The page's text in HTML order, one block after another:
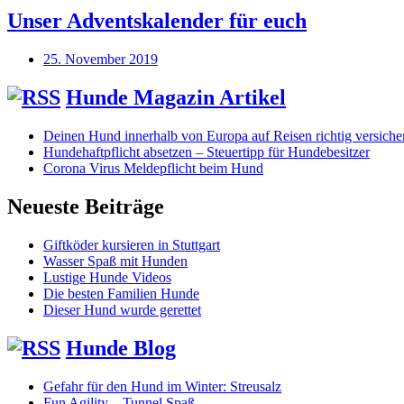
Unser Adventskalender für euch
25. November 2019
Hunde Magazin Artikel
Deinen Hund innerhalb von Europa auf Reisen richtig
Hundehaftpflicht absetzen – Steuertipp für Hundebesitzer
Corona Virus Meldepflicht beim Hund
Neueste Beiträge
Giftköder kursieren in Stuttgart
Wasser Spaß mit Hunden
Lustige Hunde Videos
Die besten Familien Hunde
Dieser Hund wurde gerettet
Hunde Blog
Gefahr für den Hund im Winter: Streusalz